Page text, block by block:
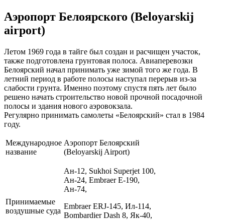
Аэропорт Белоярского (Beloyarskij
airport)
Летом 1969 года в тайге был создан и расчищен участок,
также подготовлена грунтовая полоса. Авиаперевозки
Белоярский начал принимать уже зимой того же года. В
летний период в работе полосы наступал перерыв из-за
слабости грунта. Именно поэтому спустя пять лет было
решено начать строительство новой прочной посадочной
полосы и здания нового аэровокзала.
Регулярно принимать самолеты «Белоярский» стал в 1984
году.
Международное
название
Аэропорт Белоярский
(Beloyarskij Airport)
Принимаемые
воздушные суда
Ан-12, Sukhoi Superjet 100,
Ан-24, Embraer E-190,
Ан-74,
Embraer ERJ-145, Ил-114,
Bombardier Dash 8, Як-40,